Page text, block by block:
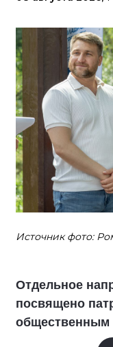
Источник фото:
Отдельное
посвящено
общественным